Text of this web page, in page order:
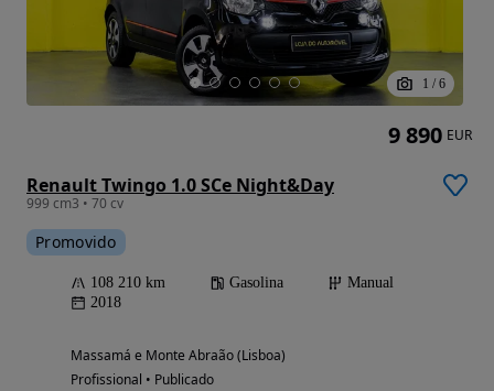
1 / 6
Renault Twingo 1.0 SCe Night&Day
999 cm3 • 70 cv
Promovido
108 210 km Gasolina
Manual
2018
Massamá e Monte Abraão (Lisboa)
Profissional • Publicado
9 890 EUR